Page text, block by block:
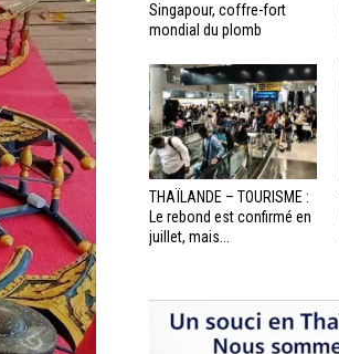
Singapour, coffre-fort
mondial du plomb
THAÏLANDE – TOURISME :
Le rebond est confirmé en
juillet, mais...